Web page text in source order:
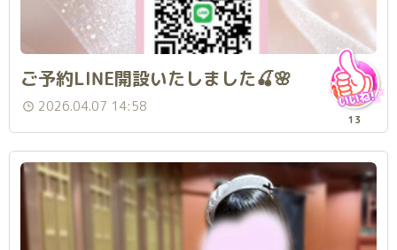
ご予約LINE開設いたしました🍒🌸
2026.04.07 14:58
13